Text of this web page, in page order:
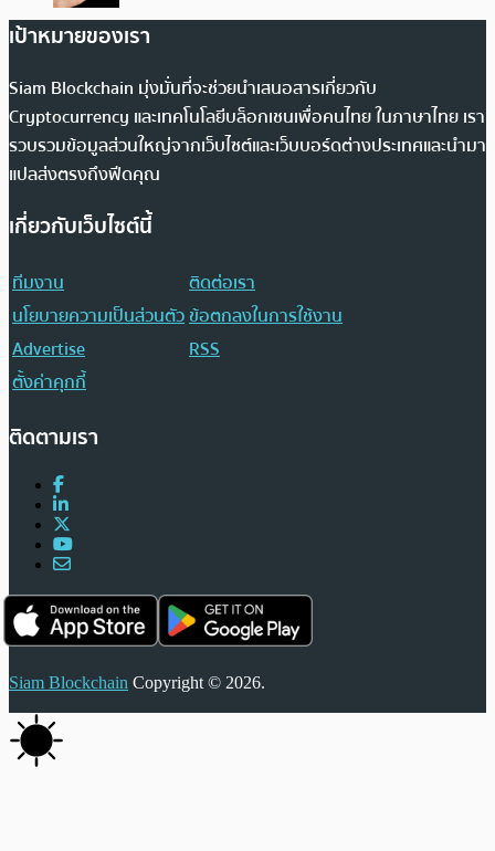
เป้าหมายของเรา
Siam Blockchain มุ่งมั่นที่จะช่วยนำเสนอสารเกี่ยวกับ
Cryptocurrency และเทคโนโลยีบล็อกเชนเพื่อคนไทย ในภาษาไทย เรา
รวบรวมข้อมูลส่วนใหญ่จากเว็บไซต์และเว็บบอร์ดต่างประเทศและนำมา
แปลส่งตรงถึงฟีดคุณ
เกี่ยวกับเว็บไซต์นี้
ทีมงาน
ติดต่อเรา
นโยบายความเป็นส่วนตัวข้อตกลงในการใช้งาน
Advertise
RSS
ตั้งค่าคุกกี้
ติดตามเรา
Siam Blockchain Copyright © 2026.